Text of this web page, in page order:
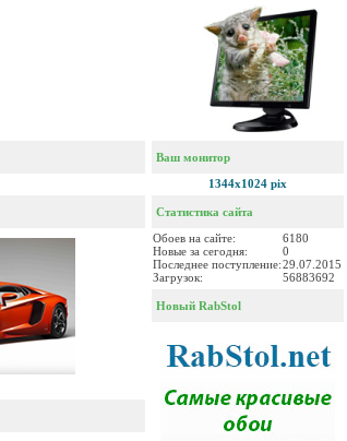
Ваш монитор
1344x1024 pix
Статистика сайта
Обоев на сайте:
6180
Новые за сегодня:
0
Последнее поступление:29.07.2015
Загрузок:
56883692
Новый RabStol